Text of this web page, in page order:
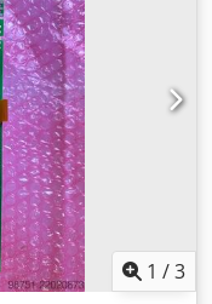
1 /3